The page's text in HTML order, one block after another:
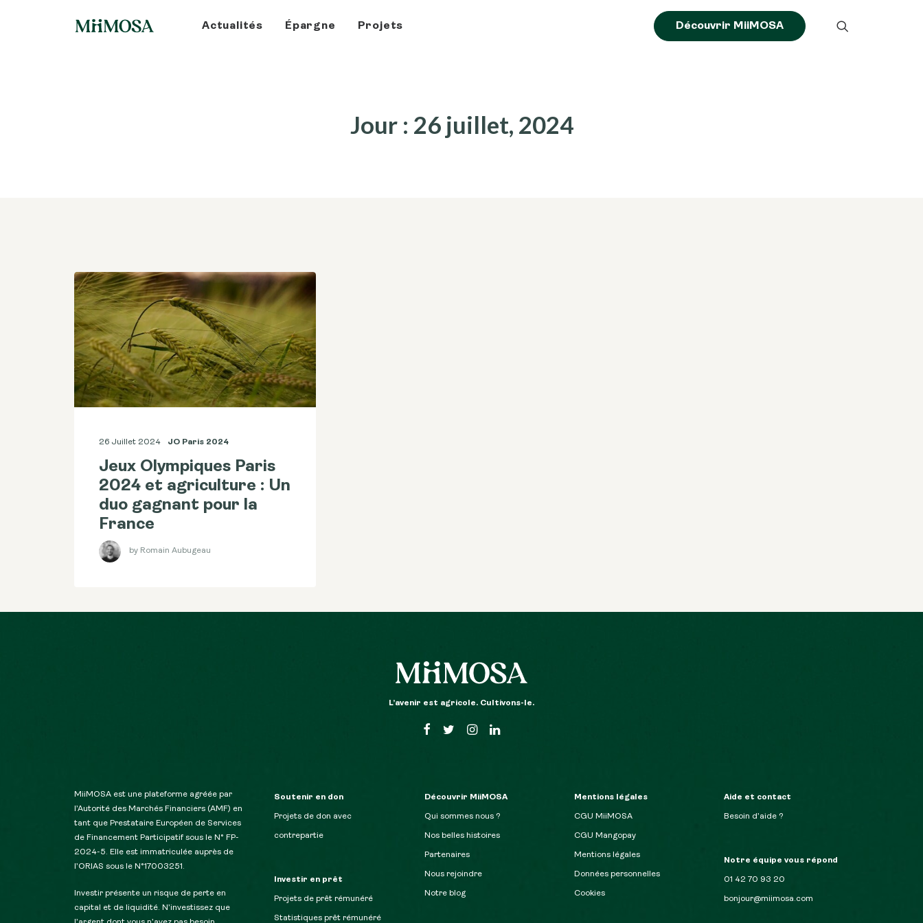
Actualités Épargne Projets Découvrir MiiMOSA
Jour : 26 juillet, 2024
26 Juillet 2024 JO Paris 2024
Jeux Olympiques Paris
2024 et agriculture : Un
duo gagnant pour la
France
by Romain Aubugeau
L’avenir est agricole. Cultivons-le.
MiiMOSA est une plateforme agréée par
l’Autorité des Marchés Financiers (AMF) en
tant que Prestataire Européen de Services
de Financement Participatif sous le N° FP-
2024-5. Elle est immatriculée auprès de
l’ORIAS sous le N°17003251.
Investir présente un risque de perte en
capital et de liquidité. N’investissez que
Soutenir en don
Projets de don avec
contrepartie
Investir en prêt
Projets de prêt rémunéré
Statistiques prêt rémunéré
Découvrir MiiMOSA
Qui sommes nous ?
Nos belles histoires
Partenaires
Nous rejoindre
Notre blog
Mentions légales
CGU MiiMOSA
CGU Mangopay
Mentions légales
Données personnelles
Cookies
Aide et contact
Besoin d’aide ?
Notre équipe vous répond
01 42 70 93 20
bonjour@miimosa.com